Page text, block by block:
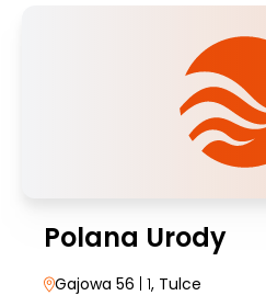
Polana Urody
Gajowa 56 | 1, Tulce